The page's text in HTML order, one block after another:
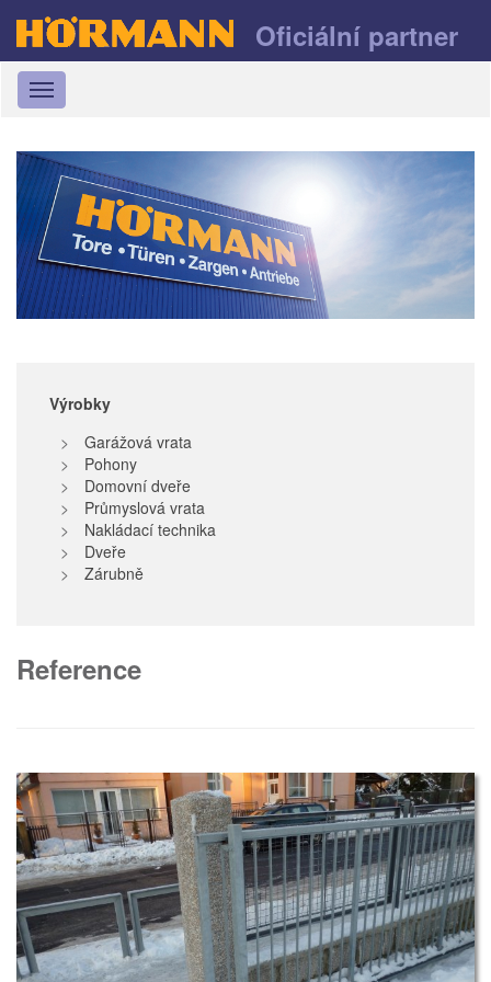
Oficiální partner
Toggle
Výrobky
Garážová vrata
Pohony
Domovní dveře
Průmyslová vrata
Nakládací technika
Dveře
Zárubně
Reference